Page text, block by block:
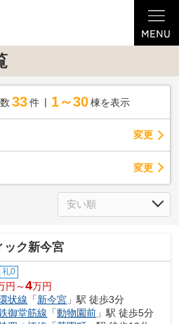
33 件 1～30 棟を表示
変更
変更
ック新今宮
礼0
円～4万円
状線 「新今宮 」駅 徒歩3分
御堂筋線 「動物園前 」駅 徒歩5分